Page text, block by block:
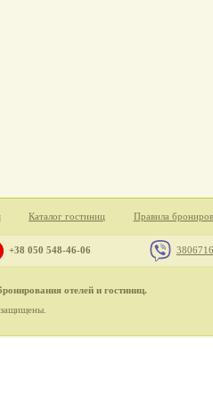
Каталог гостиниц Правила
+38 050 548-46-06
отелей и гостиниц.